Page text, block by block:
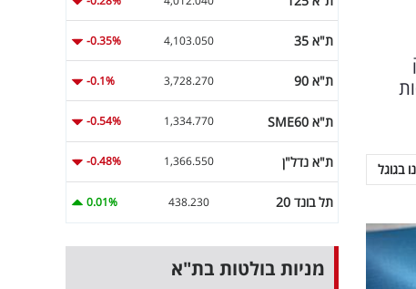
בגוגל
ת"א 35 4,103.050
-0.35%
ת"א 90 3,728.270
-0.1%
ת"א SME60 1,334.770
-0.54%
ת"א נדל"ן 1,366.550
-0.48%
תל בונד 20 438.230
0.01%
מניות בולטות בת"א